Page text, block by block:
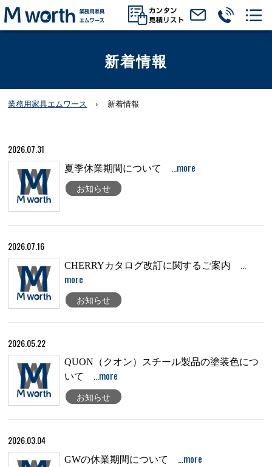
新着情報
業務用家具エムワース 新着情報
2026.07.31
夏季休業期間について …more
お知らせ
2026.07.16
CHERRYカタログ改訂に関するご案内 …
more
お知らせ
2026.05.22
QUON（クオン）スチール製品の塗装色につ
いて …more
お知らせ
2026.03.04
GWの休業期間について …more